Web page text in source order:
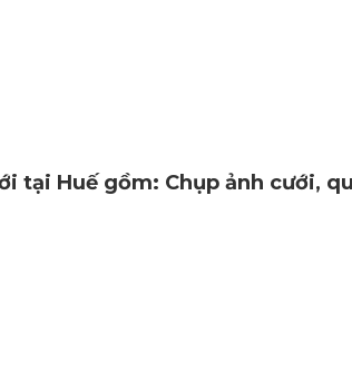
tại Huế gồm: Chụp ảnh cưới,